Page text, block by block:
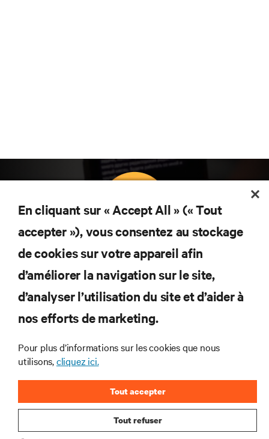
Abonnez-vous pour connaître les dernières
tendances technologiques
Recevez régulièrement l’actualité sur les sujets les
plus importants du secteur, ainsi que les dernières
interventions et avis de nos experts sur la gestion,
l’alimentation et le refroidissement des data centers
et des infrastructures informatiques critiques.
S’INSCRIRE MAINTENANT
En cliquant sur « Accept All » (« Tout
accepter »), vous consentez au stockage
de cookies sur votre appareil afin
d’améliorer la navigation sur le site,
d’analyser l’utilisation du site et d’aider à
nos efforts de marketing.
Pour plus d’informations sur les cookies que nous
utilisons,cliquez ici.
Tout refuser
Tout accepter